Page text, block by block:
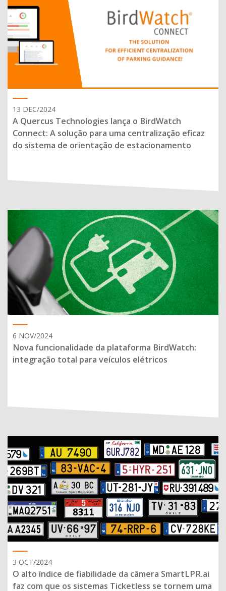
13 DEC/2024
A Quercus Technologies lança o BirdWatch
Connect: A solução para uma centralização eficaz
do sistema de orientação de estacionamento
6 NOV/2024
Nova funcionalidade da plataforma BirdWatch:
integração total para veículos elétricos
3 OCT/2024
O alto índice de fiabilidade da câmera SmartLPR.ai
faz com que os sistemas Ticketless se tornem uma